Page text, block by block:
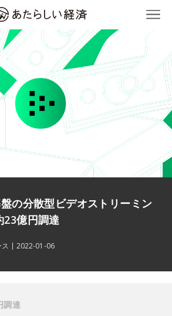
の分散型ビデオストリーミン
億円調達
2022-01-06
調達